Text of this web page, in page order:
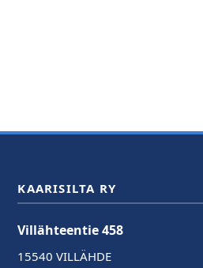
KAARISILTA RY
Villähteentie 458
15540 VILLÄHDE